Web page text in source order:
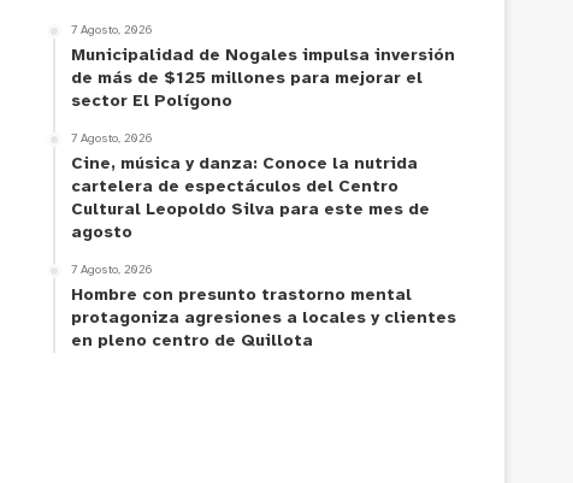
7 Agosto, 2026
Municipalidad de Nogales impulsa inversión
de más de $125 millones para mejorar el
sector El Polígono
7 Agosto, 2026
Cine, música y danza: Conoce la nutrida
cartelera de espectáculos del Centro
Cultural Leopoldo Silva para este mes de
agosto
7 Agosto, 2026
Hombre con presunto trastorno mental
protagoniza agresiones a locales y clientes
en pleno centro de Quillota